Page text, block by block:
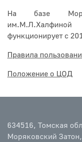
На базе
им.М.Л.Халфиной
функционирует с
Правила
Положение о ЦОД
634516, Томская
Моряковский